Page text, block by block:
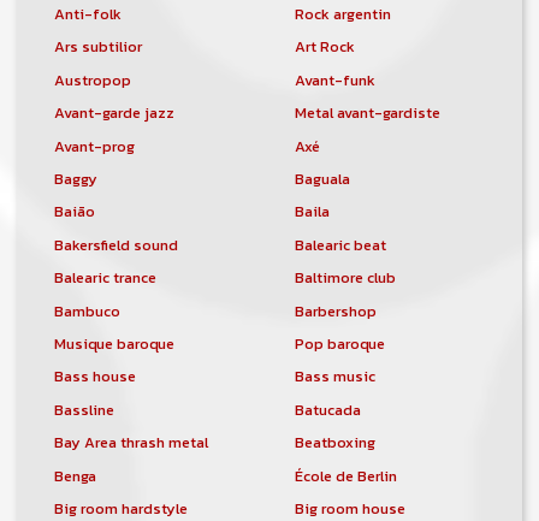
Anti-folk
Rock argentin
Ars subtilior
Art Rock
Austropop
Avant-funk
Avant-garde jazz
Metal avant-gardiste
Avant-prog
Axé
Baggy
Baguala
Baião
Baila
Bakersfield sound
Balearic beat
Balearic trance
Baltimore club
Bambuco
Barbershop
Musique baroque
Pop baroque
Bass house
Bass music
Bassline
Batucada
Bay Area thrash metal
Beatboxing
Benga
École de Berlin
Big room hardstyle
Big room house